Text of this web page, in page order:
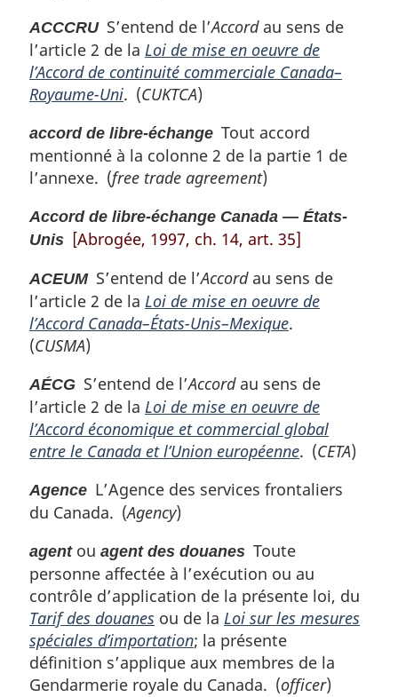
:
a
r
g
i
n
a
e
:
ACCCRUS’entend de l’Accordau sens de
l’article 2 de la Loi de mise en oeuvre de
l’Accord de continuité commerciale Canada–
Royaume-Uni. (CUKTCA)
accord de libre-échange Tout accord
mentionné à la colonne 2 de la partie 1 de
l’annexe. (free trade agreement)
Accord de libre-échange Canada — États-
Unis [Abrogée, 1997, ch. 14, art. 35]
ACEUMS’entend de l’Accordau sens de
l’article 2 de la Loi de mise en oeuvre de
l’Accord Canada–États-Unis–Mexique.
(CUSMA)
AÉCG S’entend de l’Accordau sens de
l’article 2 de la Loi de mise en oeuvre de
l’Accord économique et commercial global
entre le Canada et l’Union européenne. (CETA)
Agence L’Agence des services frontaliers
du Canada. (Agency)
agentou agent des douanes Toute
personne affectée à l’exécution ou au
contrôle d’application de la présente loi, du
Tarif des douanes ou de la Loi sur les mesures
spéciales d’importation; la présente
définition s’applique aux membres de la
Gendarmerie royale du Canada. (officer)